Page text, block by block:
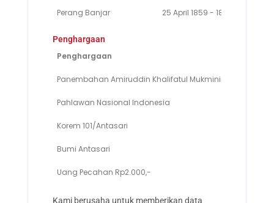
Perang Banjar 25 April 1859 - 1862
Penghargaan
Penghargaan
Panembahan Amiruddin Khalifatul Mukminin
Pahlawan Nasional Indonesia
Korem 101/Antasari
Bumi Antasari
Uang Pecahan Rp2.000,-
Kami berusaha untuk memberikan data